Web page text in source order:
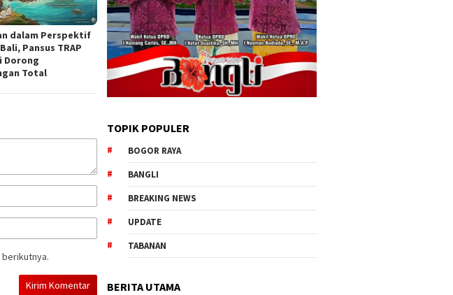
dalam Perspektif
Pansus TRAP
Dorong
Total
berikutnya.
TOPIK POPULER
BOGOR RAYA
BANGLI
BREAKING NEWS
UPDATE
TABANAN
BERITA UTAMA